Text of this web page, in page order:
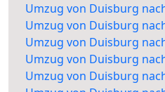
Umzug von Duisburg
Umzug von Duisburg
Umzug von Duisburg
Umzug von Duisburg
Umzug von Duisburg